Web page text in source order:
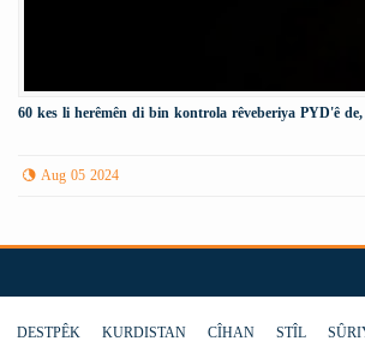
60 kes li herêmên di bin kontrola rêveberiya PYD'ê
Aug 05 2024
DESTPÊK KURDISTAN CÎHAN STÎL